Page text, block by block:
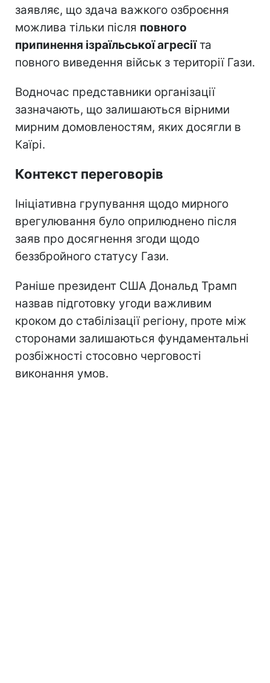
заявляє, що здача важкого озброєння
можлива тільки після повного
припинення ізраїльської агресіїта
повного виведення військ з території Гази.
Водночас представники організації
зазначають, що залишаються вірними
мирним домовленостям, яких досягли в
Каїрі.
Контекст переговорів
Ініціативна групування щодо мирного
врегулювання було оприлюднено після
заяв про досягнення згоди щодо
беззбройного статусу Гази.
Раніше президент США Дональд Трамп
назвав підготовку угоди важливим
кроком до стабілізації регіону, проте між
сторонами залишаються фундаментальні
розбіжності стосовно черговості
виконання умов.